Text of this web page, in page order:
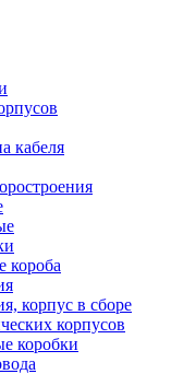
кабеля
короба
корпус в сборе
корпусов
коробки